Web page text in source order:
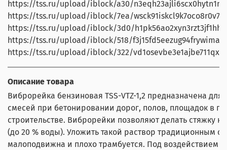
https://tss.ru/upload/iblock/a30/
https://tss.ru/upload/iblock/7ea/
https://tss.ru/upload/iblock/3d0/
https://tss.ru/upload/iblock/518/
https://tss.ru/upload/iblock/322/
Описание товара
Виброрейка бензиновая TSS-VTZ-1,2 предназначена
смесей при бетонировании дорог, полов, площадок в
строительстве. Виброрейки позволяют делать стяжку
(до 20 % воды). Уложить такой раствор традиционным
малоподвижна и плохо трамбуется. Под воздействием